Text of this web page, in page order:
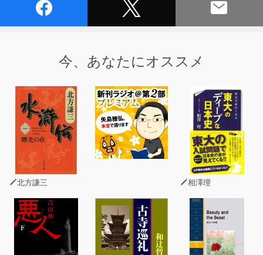
シャーを味方にすれば、好ましい状態でプレーできる確立
※本商品は「1日5分でシングルになる!ゴルフメンタル 」
(池田書店刊 児玉光雄著 ISBN：978-4-262-16296-6 893
円(税込))をオーディオ化したものです。
(C)Kodama Mitsuo
この商品には購入特典画像、音声がございます。
お名前、ご住所、ご連絡先、電子メールを明記の上、発行
元パンローリング株式会社までメールにてお問い合わせく
ださい。
メールアドレスはaudio@panrolling.comとなっておりま
今、あなたにオススメ
北方謙三 相澤理